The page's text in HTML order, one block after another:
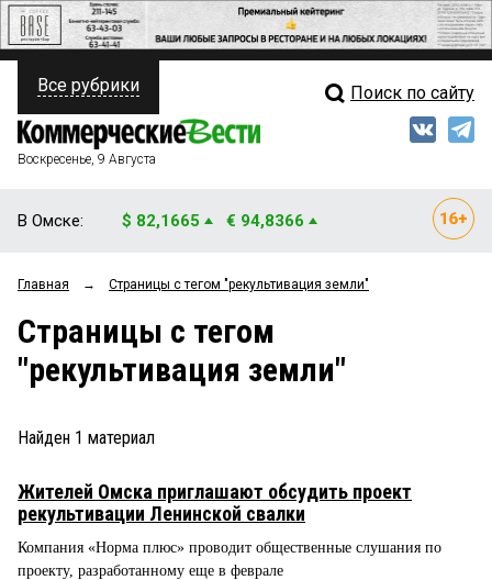
ПОЛИТИКА
ФИНАНСЫ
ОБЩЕСТВО
ЗАКОН
НОВОСТИ КОМПАНИЙ
ПРОИСШЕСТВИЯ
СТИЛЬ ЖИЗНИ
Свежий выпуск
Мнения
Блоги
Все рубрики Поиск по сайту
Воскресенье, 9 Августа
В Омске: $ 82,1665 € 94,8366
Главная → Страницы c тегом "рекультивация земли"
Страницы c тегом
"рекультивация земли"
Найден 1 материал
Жителей Омска приглашают обсудить проект
рекультивации Ленинской свалки
Компания «Норма плюс» проводит общественные слушания по
проекту, разработанному еще в феврале